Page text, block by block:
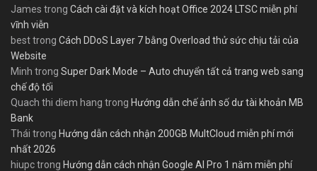
James trong Cách cài đặt và kích hoạt Office 2024 LTSC miễn phí
vĩnh viễn
besttrong Cách DDoS Layer 7 bằng Overload thử sức chịu tải của
Website
Minh trong Super Dark Mode – Auto chuyển tất cả trang web sang
chế độ tối
Quach thi diem hang trong Hướng dẫn chế ảnh số dư tài khoản MB
Bank
Thái trong Hướng dẫn cách nhận 200GB MultCloud miễn phí mới
nhất 2026
hiupctrong Hướng dẫn cách nhận Google AI Pro 1 năm miễn phí